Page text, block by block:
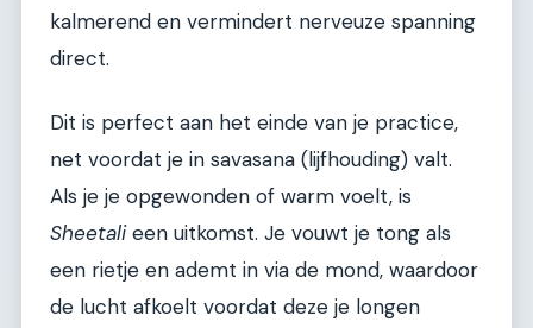
kalmerend en vermindert nerveuze spanning
direct.
Dit is perfect aan het einde van je practice,
net voordat je in savasana (lijfhouding) valt.
Als je je opgewonden of warm voelt, is
Sheetalieen uitkomst. Je vouwt je tong als
een rietje en ademt in via de mond, waardoor
de lucht afkoelt voordat deze je longen